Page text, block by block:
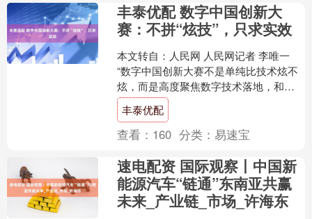
丰泰优配 数字中国创新大
赛：不拼“炫技”，只求实效
本文转自：人民网 人民网记者 李唯一
“数字中国创新大赛不是单纯比技术炫不
炫，而是高度聚焦数字技术落地，和我
们‘做能用、管用的AI，服务实体经济’的
想法完全对上....
丰泰优配
查看： 160 分类： 易速宝
速电配资 国际观察丨中国新
能源汽车“链通”东南亚共赢
未来_产业链_市场_许海东